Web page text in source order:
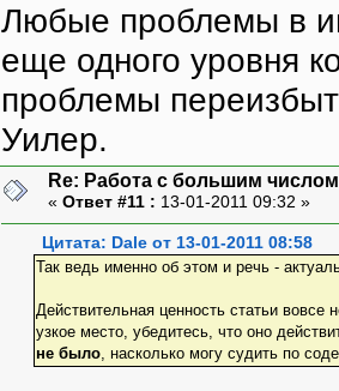
Любые проблемы в
еще одного уровня
проблемы
Уилер.
Re: Работа с большим
« Ответ #11 : 13-01-2011 09:32 »
Цитата: Dale от 13-01-2011 08:58
Так ведь именно об этом и речь -
Действительная ценность статьи
узкое место, убедитесь, что оно
не было, насколько могу судить по